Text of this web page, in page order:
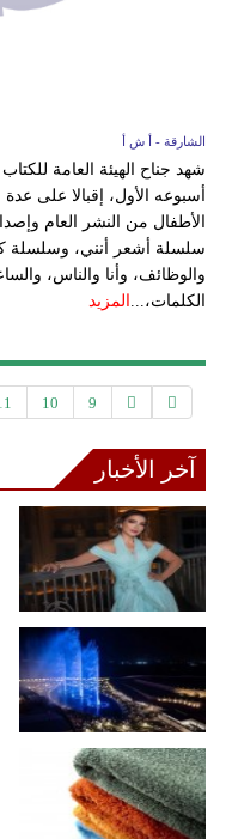
الشارقة - أ ش أ
شهد جناح الهيئة العامة
أسبوعه الأول، إقبالا على
الأطفال من النشر العام
سلسلة أشعر أنني، وسلسلة
والوظائف، وأنا والناس،
الكلمات،... المزيد
9
10
آخر الأخبار